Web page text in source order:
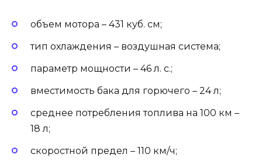
объем мотора – 431 куб. см;
тип охлаждения – воздушная система;
параметр мощности – 46 л. с.;
вместимость бака для горючего – 24 л;
среднее потребления топлива на 100 км –
18 л;
скоростной предел – 110 км/ч;